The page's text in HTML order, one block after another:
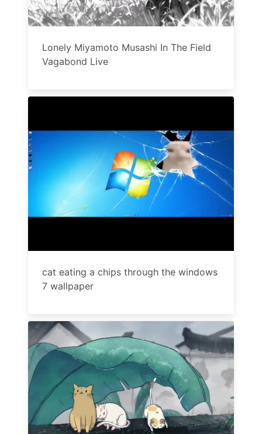
Lonely Miyamoto Musashi In The Field
Vagabond Live
cat eating a chips through the windows
7 wallpaper